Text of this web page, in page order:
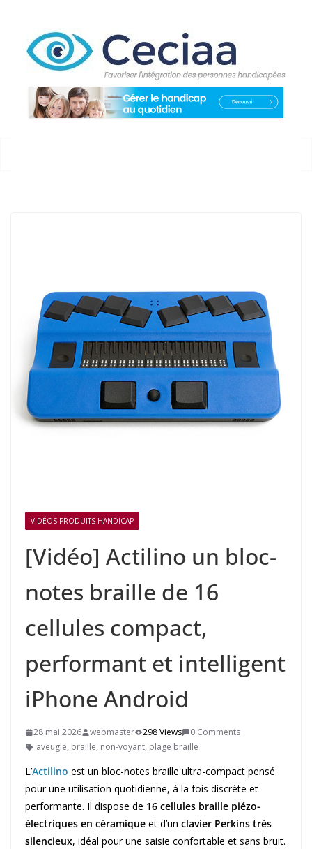
contenu
VIDÉOS PRODUITS HANDICAP
[Vidéo] Actilino un bloc-
notes braille de 16
cellules compact,
performant et intelligent
iPhone Android
28 mai 2026 webmaster 298 Views
0 Comments
aveugle, braille, non-voyant, plage braille
L’Actilino est un bloc-notes braille ultra-compact pensé
pour une utilisation quotidienne, à la fois discrète et
performante. Il dispose de 16 cellules braille piézo-
électriques en céramique et d’un clavier Perkins très
silencieux, idéal pour une saisie confortable et sans bruit.